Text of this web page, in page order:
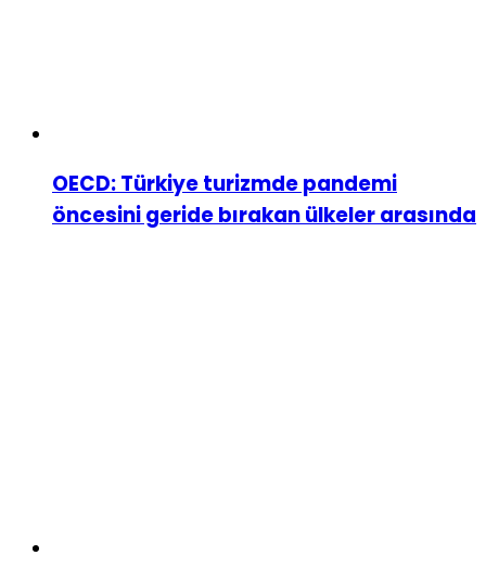
OECD: Türkiye turizmde pandemi
öncesini geride bırakan ülkeler arasında